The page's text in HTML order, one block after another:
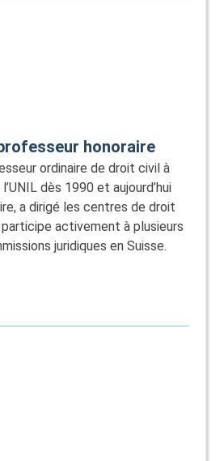
honoraire
ordinaire de droit civil à
dès 1990 et aujourd’hui
a dirigé les centres de droit
activement à plusieurs
juridiques en Suisse.